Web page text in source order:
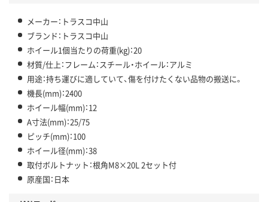
メーカー：トラスコ中山
ブランド：トラスコ中山
ホイール1個当たりの荷重(kg)：20
材質/仕上：フレーム：スチール・ホイール：アルミ
用途：持ち運びに適していて、傷を付けたくない品物の搬送に。
機長(mm)：2400
ホイール幅(mm)：12
A寸法(mm)：25/75
ピッチ(mm)：100
ホイール径(mm)：38
取付ボルトナット：根角M8×20L 2セット付
原産国：日本